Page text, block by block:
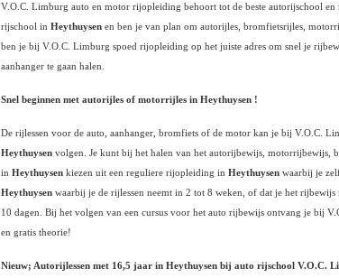
V.O.C. Limburg auto en motor rijopleiding behoort tot de beste autorijschool
rijschool in Heythuysen en ben je van plan om autorijles, bromfietsrijles,
ben je bij V.O.C. Limburg spoed rijopleiding op het juiste adres om snel je
aanhanger te gaan halen.
Snel beginnen met autorijles of motorrijles in Heythuysen !
De rijlessen voor de auto, aanhanger, bromfiets of de motor kan je bij V.O.C.
Heythuysen volgen. Je kunt bij het halen van het autorijbewijs, motorrijbewijs,
in Heythuysen kiezen uit een reguliere rijopleiding in Heythuysen waarbij je
Heythuysen waarbij je de rijlessen neemt in 2 tot 8 weken, of dat je het rijbewijs
10 dagen. Bij het volgen van een cursus voor het auto rijbewijs ontvang je bij
en gratis theorie!
Nieuw; Autorijlessen met 16,5 jaar in Heythuysen bij auto rijschool V.O.C.